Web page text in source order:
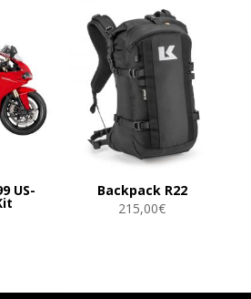
US-
Backpack R22
215,00€